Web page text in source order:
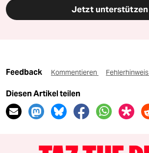
Jetzt unterstützen
Feedback Kommentieren Fehlerhinweis
Diesen Artikel teilen